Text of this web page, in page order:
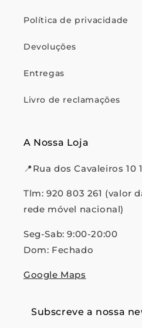
Política de privacidade
Devoluções
Entregas
Livro de reclamações
A Nossa Loja
📍Rua dos Cavaleiros 10
Tlm: 920 803 261 (valor
rede móvel nacional)
Seg-Sab: 9:00-20:00
Dom: Fechado
Google Maps
Subscreve a nossa